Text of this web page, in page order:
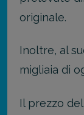
originale.
Inoltre, al
migliaia di
Il prezzo